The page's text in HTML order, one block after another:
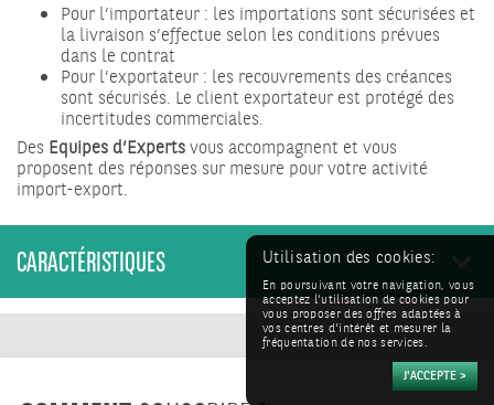
Pour l’importateur : les importations sont sécurisées et
la livraison s’effectue selon les conditions prévues
dans le contrat
Pour l’exportateur : les recouvrements des créances
sont sécurisés. Le client exportateur est protégé des
incertitudes commerciales.
Des Equipes d’Expertsvous accompagnent et vous
proposent des réponses sur mesure pour votre activité
import-export.
CARACTÉRISTIQUES Utilisation des cookies:
En poursuivant votre navigation, vous
acceptez l'utilisation de cookies pour
vous proposer des offres adaptées à
vos centres d'intérêt et mesurer la
fréquentation de nos services.